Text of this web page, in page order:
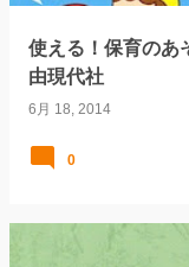
使える！保育のあ
由現代社
6月 18, 2014
0